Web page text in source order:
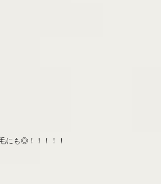
にも◎！！！！！